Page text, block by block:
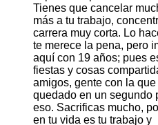
Tienes que cancelar
más a tu trabajo,
carrera muy corta. Lo
te merece la pena, pero
aquí con 19 años; pues
fiestas y cosas
amigos, gente con la
quedado en un segundo
eso. Sacrificas mucho,
en tu vida es tu trabajo y